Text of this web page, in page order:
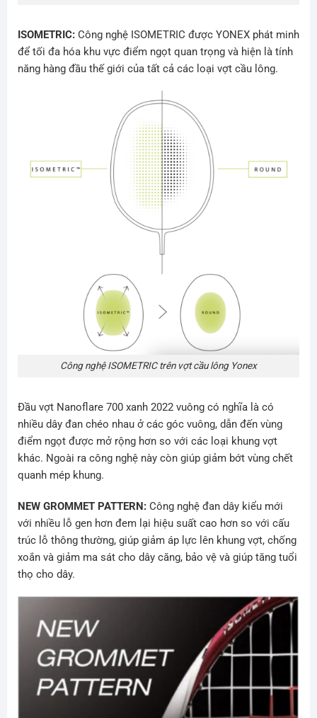
ISOMETRIC:Công nghệ ISOMETRIC được YONEX phát minh
để tối đa hóa khu vực điểm ngọt quan trọng và hiện là tính
năng hàng đầu thế giới của tất cả các loại vợt cầu lông.
Công nghệ ISOMETRIC trên vợt cầu lông Yonex
Đầu vợt Nanoflare 700 xanh 2022vuông có nghĩa là có
nhiều dây đan chéo nhau ở các góc vuông, dẫn đến vùng
điểm ngọt được mở rộng hơn so với các loại khung vợt
khác. Ngoài ra công nghệ này còn giúp giảm bớt vùng chết
quanh mép khung.
NEW GROMMET PATTERN:Công nghệ đan dây kiểu mới
với nhiều lỗ gen hơn đem lại hiệu suất cao hơn so với cấu
trúc lỗ thông thường, giúp giảm áp lực lên khung vợt, chống
xoắn và giảm ma sát cho dây căng, bảo vệ và giúp tăng tuổi
thọ cho dây.